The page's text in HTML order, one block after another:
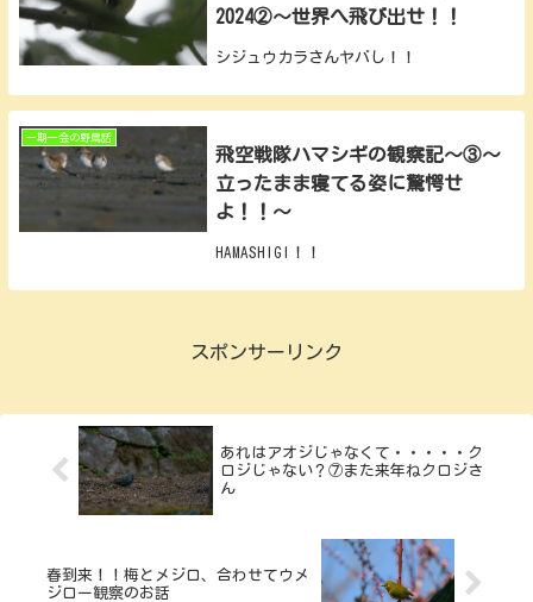
2024②～世界へ飛び出せ！！
シジュウカラさんヤバし！！
一期一会の野鳥話
飛空戦隊ハマシギの観察記～③～
立ったまま寝てる姿に驚愕せ
よ！！～
HAMASHIGI！！
スポンサーリンク
あれはアオジじゃなくて・・・・・ク
ロジじゃない？⑦また来年ねクロジさ
ん
春到来！！梅とメジロ、合わせてウメ
ジロー観察のお話